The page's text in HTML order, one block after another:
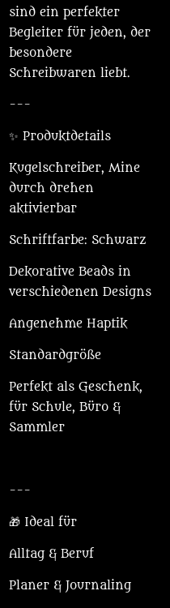
sind ein perfekter
Begleiter für jeden, der
besondere
Schreibwaren liebt.
---
✨ Produktdetails
Kugelschreiber, Mine
durch drehen
aktivierbar
Schriftfarbe: Schwarz
Dekorative Beads in
verschiedenen Designs
Angenehme Haptik
Standardgröße
Perfekt als Geschenk,
für Schule, Büro &
Sammler
---
🎁 Ideal für
Alltag & Beruf
Planer & Journaling